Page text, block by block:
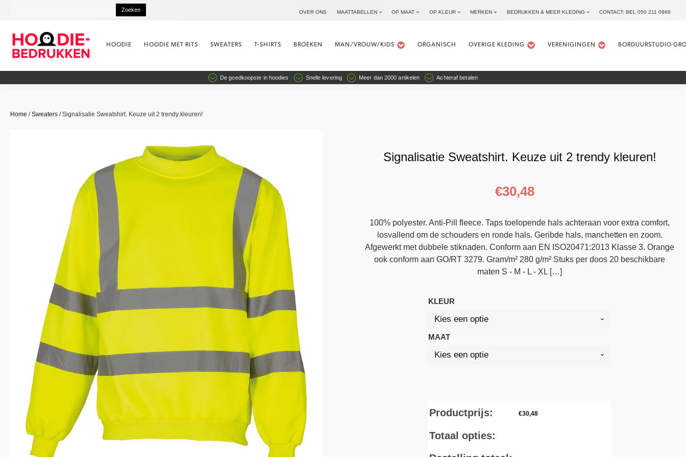
OVER ONS MAATTABELLEN OP MAAT OP KLEUR MERKEN BEDRUKKEN & MEER KLEDING CONTACT: BEL 050 211 0969
HOODIE HOODIE MET RITS SWEATERS T-SHIRTS BROEKEN MAN/VROUW/KIDS ORGANISCH OVERIGE KLEDING VERENIGINGEN BORDUURSTUDIO
De goedkoopste in hoodies Snelle levering Meer dan 2000 artikelen Achteraf betalen
Home /Sweaters / Signalisatie Sweatshirt. Keuze uit 2 trendy kleuren!
Signalisatie Sweatshirt. Keuze uit 2 trendy kleuren!
€30,48
100% polyester. Anti-Pill fleece. Taps toelopende hals achteraan voor extra comfort,
losvallend om de schouders en ronde hals. Geribde hals, manchetten en zoom.
Afgewerkt met dubbele stiknaden. Conform aan EN ISO20471:2013 Klasse 3. Orange
ook conform aan GO/RT 3279. Gram/m² 280 g/m² Stuks per doos 20 beschikbare
maten S - M - L - XL […]
KLEUR
MAAT
Productprijs: €30,48
Totaal opties: